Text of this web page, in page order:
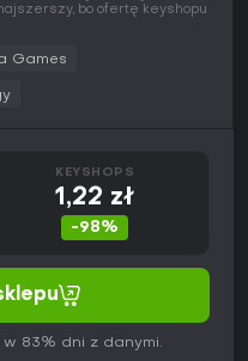
bo ofertę keyshopu
Games
KEYSHOPS
1,22 zł
-98%
83% dni z danymi.